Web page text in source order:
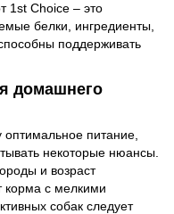
1st Choice – это
белки, ингредиенты,
поддерживать
домашнего
питание,
некоторые нюансы.
и возраст
корма с мелкими
собак следует